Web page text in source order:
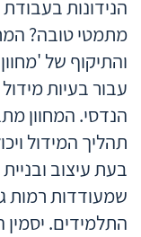
הנידונות
מתמטי טובה?
והתיקוף של
עבור בעיות
הנדסי. המחוון
תהליך המידול
בעת עיצוב
שמעודדות רמות